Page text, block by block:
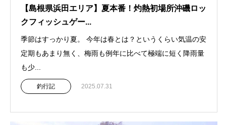
【島根県浜田エリア】夏本番！灼熱初場所沖磯ロッ
クフィッシュゲー...
季節はすっかり夏。 今年は春とは？というくらい気温の安
定期もあまり無く、梅雨も例年に比べて極端に短く降雨量
も少...
釣行記 2025.07.31